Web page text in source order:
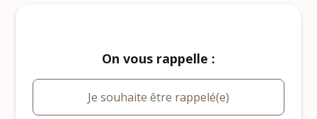
On vous rappelle :
Je souhaite être rappelé(e)